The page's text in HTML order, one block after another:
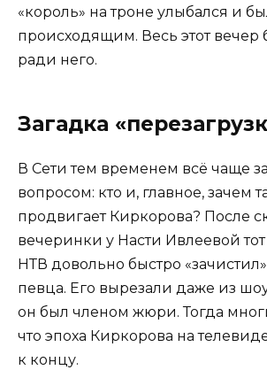
«король» на троне улыбался и
происходящим. Весь этот вечер
ради него.
Загадка
В Сети тем временем всё чаще
вопросом: кто и, главное, зачем
продвигает Киркорова? После
вечеринки у Насти Ивлеевой
НТВ довольно быстро
певца. Его вырезали даже из
он был членом жюри. Тогда
что эпоха Киркорова на
к концу.